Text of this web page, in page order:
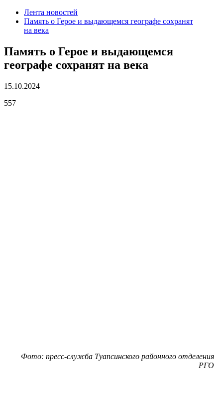
Лента новостей
Память о Герое и выдающемся географе сохранят
на века
Память о Герое и выдающемся
географе сохранят на века
15.10.2024
557
Фото: пресс-служба Туапсинского районного отделения
РГО